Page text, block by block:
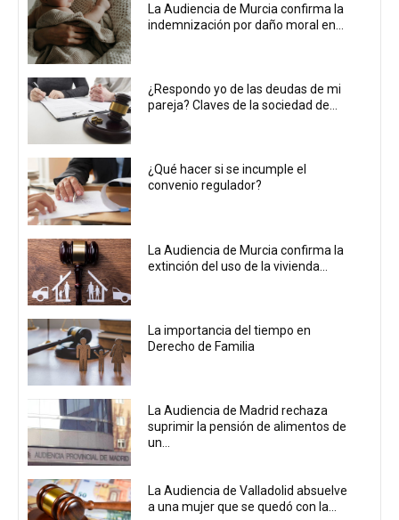
La Audiencia de Murcia confirma la
indemnización por daño moral en...
¿Respondo yo de las deudas de mi
pareja? Claves de la sociedad de...
¿Qué hacer si se incumple el
convenio regulador?
La Audiencia de Murcia confirma la
extinción del uso de la vivienda...
La importancia del tiempo en
Derecho de Familia
La Audiencia de Madrid rechaza
suprimir la pensión de alimentos de
un...
La Audiencia de Valladolid absuelve
a una mujer que se quedó con la...